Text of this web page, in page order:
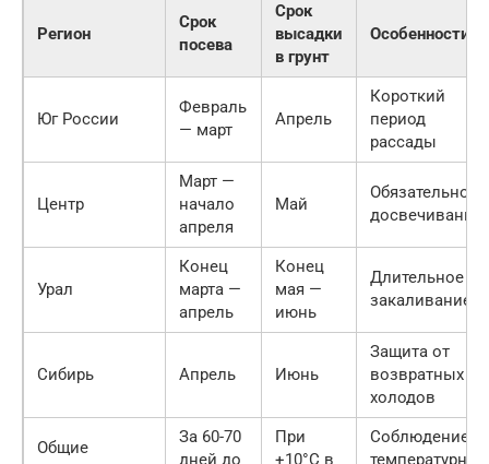
Регион
Срок
посева
Срок
высадки
в грунт
Особенности
Юг России
Февраль
— март
Апрель
Короткий
период
рассады
Центр
Март —
начало
апреля
Май
Обязательное
досвечивание
Урал
Конец
марта —
апрель
Конец
мая —
июнь
Длительное
закаливание
Сибирь Апрель Июнь
Защита от
возвратных
холодов
Общие
За 60-70
При
Соблюдение